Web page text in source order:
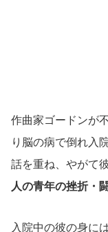
作曲家ゴードンが
り脳の病で倒れ入
話を重ね、やがて
人の青年の挫折・
入院中の彼の身に